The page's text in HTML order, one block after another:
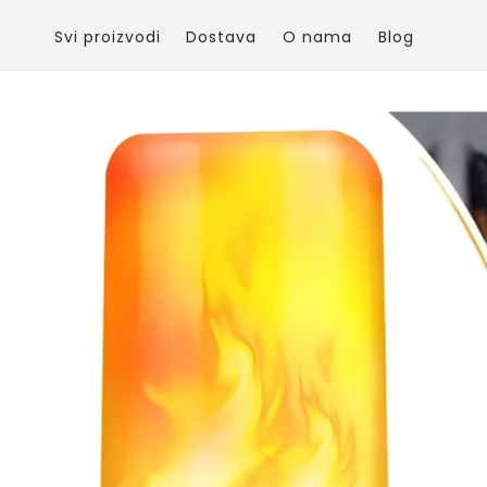
content
Svi proizvodi Dostava O nama Blog
product
information